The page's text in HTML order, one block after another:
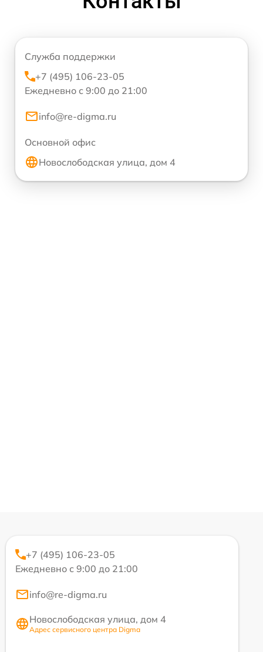
Служба поддержки
+7 (495) 106-23-05
Ежедневно с 9:00 до 21:00
info@re-digma.ru
Основной офис
Новослободская улица, дом 4
+7 (495) 106-23-05
Ежедневно с 9:00 до 21:00
info@re-digma.ru
Новослободская улица, дом 4
Адрес сервисного центра Digma